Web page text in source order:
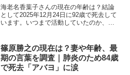
海老名香葉子さんの現在の年齢は？結論
として2025年12月24日に92歳で死去して
います。いつまで活動していたのか、今
篠原勝之の現在は？妻や年齢、最
期の言葉を調査｜肺炎のため84歳
で死去「アバヨ」に涙